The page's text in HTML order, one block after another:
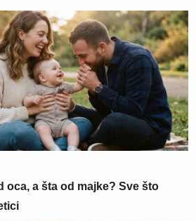
oca, a šta od majke? Sve što